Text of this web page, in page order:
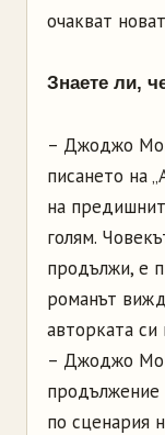
очакват
Знаете ли,
– Джоджо
писането на
на
голям.
продължи, е
романът
авторката си
– Джоджо
продължение
по сценария